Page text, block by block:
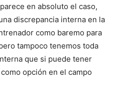
en absoluto el caso,
discrepancia interna en la
como baremo para
tampoco tenemos toda
que si puede tener
opción en el campo